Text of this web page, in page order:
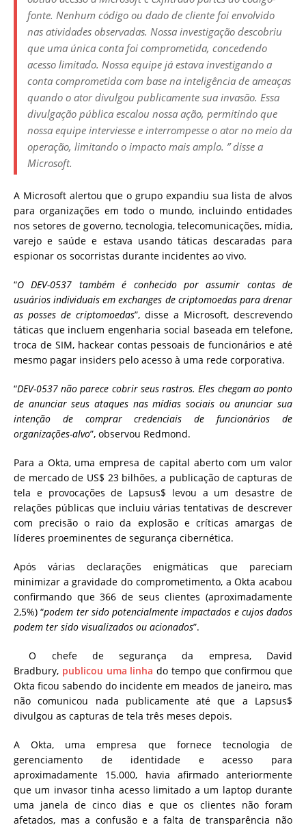
fonte. Nenhum código ou dado de cliente foi envolvido
nas atividades observadas. Nossa investigação descobriu
que uma única conta foi comprometida, concedendo
acesso limitado. Nossa equipe já estava investigando a
conta comprometida com base na inteligência de ameaças
quando o ator divulgou publicamente sua invasão. Essa
divulgação pública escalou nossa ação, permitindo que
nossa equipe interviesse e interrompesse o ator no meio da
operação, limitando o impacto mais amplo. ” disse a
Microsoft.
A Microsoft alertou que o grupo expandiu sua lista de alvos
para organizações em todo o mundo, incluindo entidades
nos setores de governo, tecnologia, telecomunicações, mídia,
varejo e saúde e estava usando táticas descaradas para
espionar os socorristas durante incidentes ao vivo.
“O DEV-0537 também é conhecido por assumir contas de
usuários individuais em exchanges de criptomoedas para drenar
as posses de criptomoedas”, disse a Microsoft, descrevendo
táticas que incluem engenharia social baseada em telefone,
troca de SIM, hackear contas pessoais de funcionários e até
mesmo pagar insiders pelo acesso à uma rede corporativa.
“DEV-0537 não parece cobrir seus rastros. Eles chegam ao ponto
de anunciar seus ataques nas mídias sociais ou anunciar sua
intenção de comprar credenciais de funcionários de
organizações-alvo”, observou Redmond.
Para a Okta, uma empresa de capital aberto com um valor
de mercado de US$ 23 bilhões, a publicação de capturas de
tela e provocações de Lapsus$ levou a um desastre de
relações públicas que incluiu várias tentativas de descrever
com precisão o raio da explosão e críticas amargas de
líderes proeminentes de segurança cibernética.
Após várias declarações enigmáticas que pareciam
minimizar a gravidade do comprometimento, a Okta acabou
confirmando que 366 de seus clientes (aproximadamente
2,5%) “podem ter sido potencialmente impactados e cujos dados
podem ter sido visualizados ou acionados”.
O chefe de segurança da empresa, David
Bradbury, publicou uma linha do tempo que confirmou que
Okta ficou sabendo do incidente em meados de janeiro, mas
não comunicou nada publicamente até que a Lapsus$
divulgou as capturas de tela três meses depois.
A Okta, uma empresa que fornece tecnologia de
gerenciamento de identidade e acesso para
aproximadamente 15.000, havia afirmado anteriormente
que um invasor tinha acesso limitado a um laptop durante
uma janela de cinco dias e que os clientes não foram
afetados, mas a confusão e a falta de transparência não